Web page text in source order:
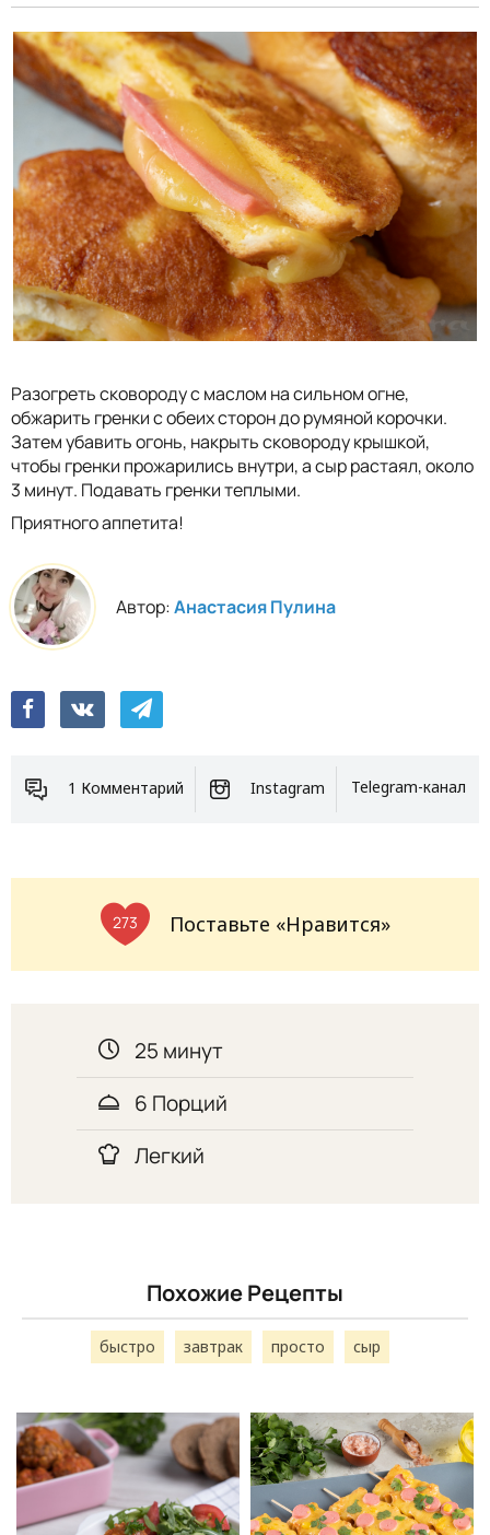
Разогреть сковороду с маслом на сильном огне,
обжарить гренки с обеих сторон до румяной корочки.
Затем убавить огонь, накрыть сковороду крышкой,
чтобы гренки прожарились внутри, а сыр растаял, около
3 минут. Подавать гренки теплыми.
Приятного аппетита!
Автор:Анастасия Пулина
1 Комментарий Instagram Telegram-канал
273 Поставьте «Нравится»
25 минут
6 Порций
Легкий
Похожие Рецепты
быстро завтрак просто сыр